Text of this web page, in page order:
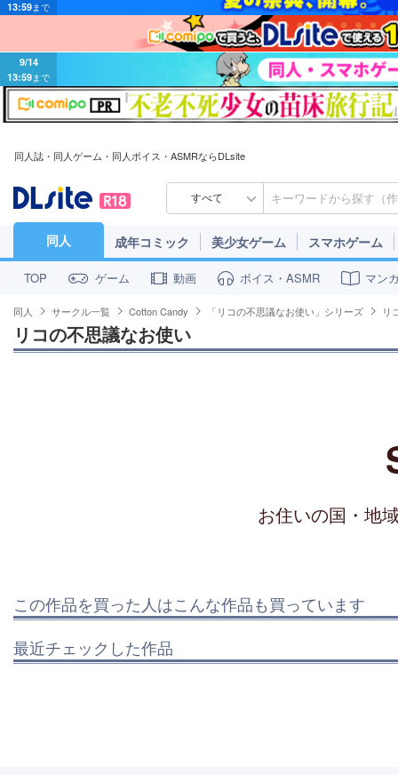
9/14
13:59まで
同人誌・同人ゲーム・同人ボイス・ASMRならDLsite
すべて
同人 成年コミック 美少女ゲーム スマホゲーム
TOP ゲーム 動画 ボイス・ASMR マン
同人 サークル一覧 Cotton Candy 「リコの不思議なお使い」シリーズ リ
リコの不思議なお使い
お住いの国・地
この作品を買った人はこんな作品も買っています
最近チェックした作品